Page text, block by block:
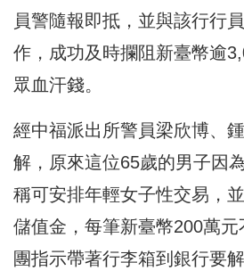
員警隨報即抵，並與該行行
作，成功及時攔阻新臺幣逾
眾血汗錢。
經中福派出所警員梁欣博、
解，原來這位65歲的男子因
稱可安排年輕女子性交易，
儲值金，每筆新臺幣200萬
團指示帶著行李箱到銀行要